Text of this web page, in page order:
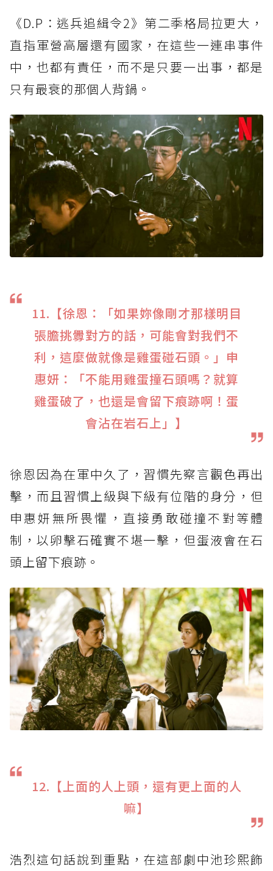
《D.P：逃兵追緝令2》第二季格局拉更大，
直指軍營高層還有國家，在這些一連串事件
中，也都有責任，而不是只要一出事，都是
只有最衰的那個人背鍋。
11.【徐恩：「如果妳像剛才那樣明目
張膽挑釁對方的話，可能會對我們不
利，這麼做就像是雞蛋碰石頭。」申
惠妍：「不能用雞蛋撞石頭嗎？就算
雞蛋破了，也還是會留下痕跡啊！蛋
會沾在岩石上」】
徐恩因為在軍中久了，習慣先察言觀色再出
擊，而且習慣上級與下級有位階的身分，但
申惠妍無所畏懼，直接勇敢碰撞不對等體
制，以卵擊石確實不堪一擊，但蛋液會在石
頭上留下痕跡。
12.【上面的人上頭，還有更上面的人
嘛】
浩烈這句話說到重點，在這部劇中池珍熙飾